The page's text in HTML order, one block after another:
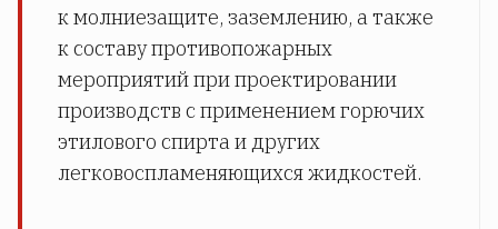
к молниезащите, заземлению, а также
к составу противопожарных
мероприятий при проектировании
производств с применением горючих
этилового спирта и других
легковоспламеняющихся жидкостей.